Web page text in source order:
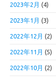
2023年2月 (4)
2023年1月 (3)
2022年12月 (2)
2022年11月 (5)
2022年10月 (2)